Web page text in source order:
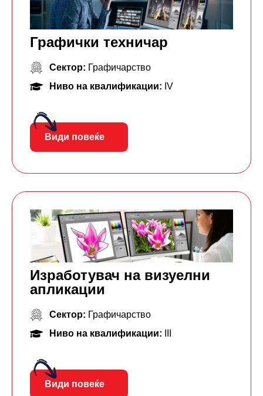
Графички техничар
Сектор: Графичарство
Ниво на квалификации: IV
Види повеќе
Изработувач на визуелни
апликации
Сектор: Графичарство
Ниво на квалификации:
Види повеќе